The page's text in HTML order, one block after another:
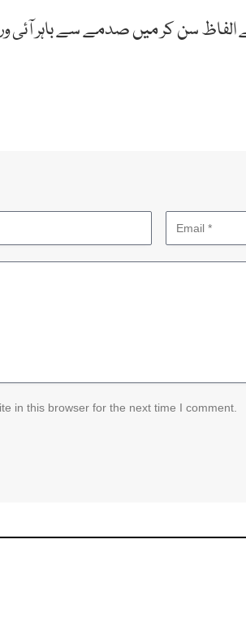
سن کر میں صدمے سے باہر آئی
in this browser for the next time I comment.